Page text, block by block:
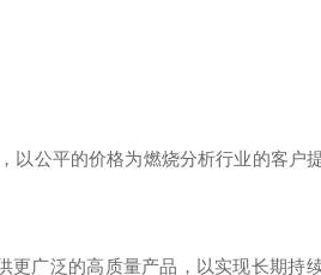
以公平的价格为燃烧分析行业的客户
更广泛的高质量产品，以实现长期持